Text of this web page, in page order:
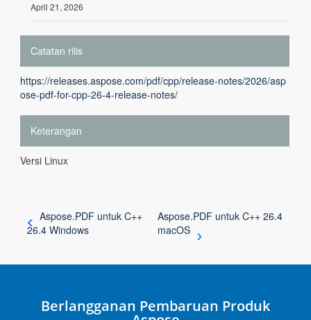
April 21, 2026
Catatan rilis
https://releases.aspose.com/pdf/cpp/release-notes/2026/asp
ose-pdf-for-cpp-26-4-release-notes/
Keterangan
Versi Linux
Aspose.PDF untuk C++
26.4 Windows
Aspose.PDF untuk C++ 26.4
macOS
Berlangganan Pembaruan Produk